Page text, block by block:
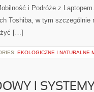
i Podróże z
Toshiba, w tym
[…]
EKOLOGICZNE I NATURALNE
I